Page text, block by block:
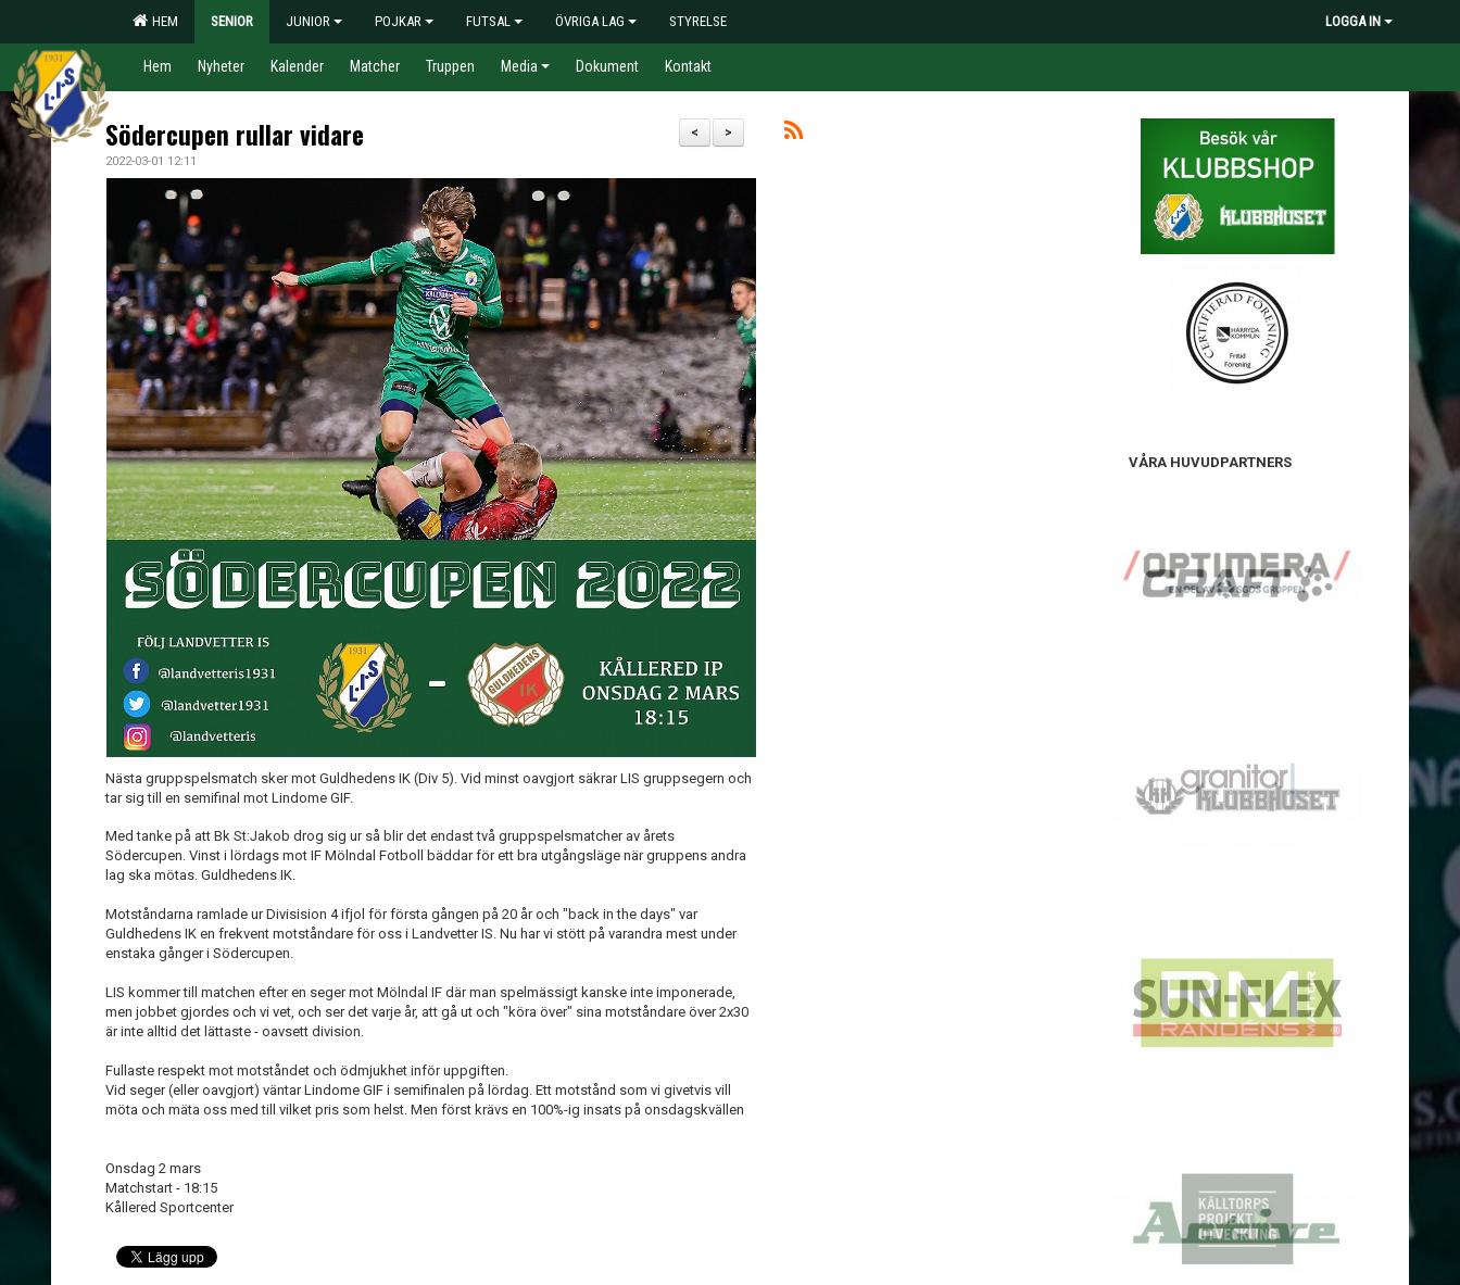
HEM SENIOR JUNIOR POJKAR FUTSAL ÖVRIGA LAG STYRELSE LOGGA IN
Hem Nyheter Kalender Matcher Truppen Media Dokument Kontakt
>
<
Södercupen rullar vidare
2022-03-01 12:11
Nästa gruppspelsmatch sker mot Guldhedens IK (Div 5). Vid minst oavgjort säkrar LIS gruppsegern och
tar sig till en semifinal mot Lindome GIF.
Med tanke på att Bk St:Jakob drog sig ur så blir det endast två gruppspelsmatcher av årets
Södercupen. Vinst i lördags mot IF Mölndal Fotboll bäddar för ett bra utgångsläge när gruppens andra
lag ska mötas. Guldhedens IK.
Motståndarna ramlade ur Divisision 4 ifjol för första gången på 20 år och "back in the days" var
Guldhedens IK en frekvent motståndare för oss i Landvetter IS. Nu har vi stött på varandra mest under
enstaka gånger i Södercupen.
LIS kommer till matchen efter en seger mot Mölndal IF där man spelmässigt kanske inte imponerade,
men jobbet gjordes och vi vet, och ser det varje år, att gå ut och "köra över" sina motståndare över 2x30
är inte alltid det lättaste - oavsett division.
Fullaste respekt mot motståndet och ödmjukhet inför uppgiften.
Vid seger (eller oavgjort) väntar Lindome GIF i semifinalen på lördag. Ett motstånd som vi givetvis vill
möta och mäta oss med till vilket pris som helst. Men först krävs en 100%-ig insats på onsdagskvällen
Onsdag 2 mars
Matchstart - 18:15
Kållered Sportcenter
VÅRA HUVUDPARTNERS